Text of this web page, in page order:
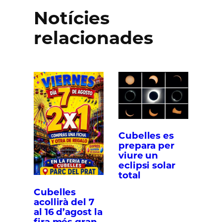
Notícies
relacionades
Cubelles
acollirà del 7
al 16 d’agost la
Cubelles es
prepara per
viure un
eclipsi solar
total